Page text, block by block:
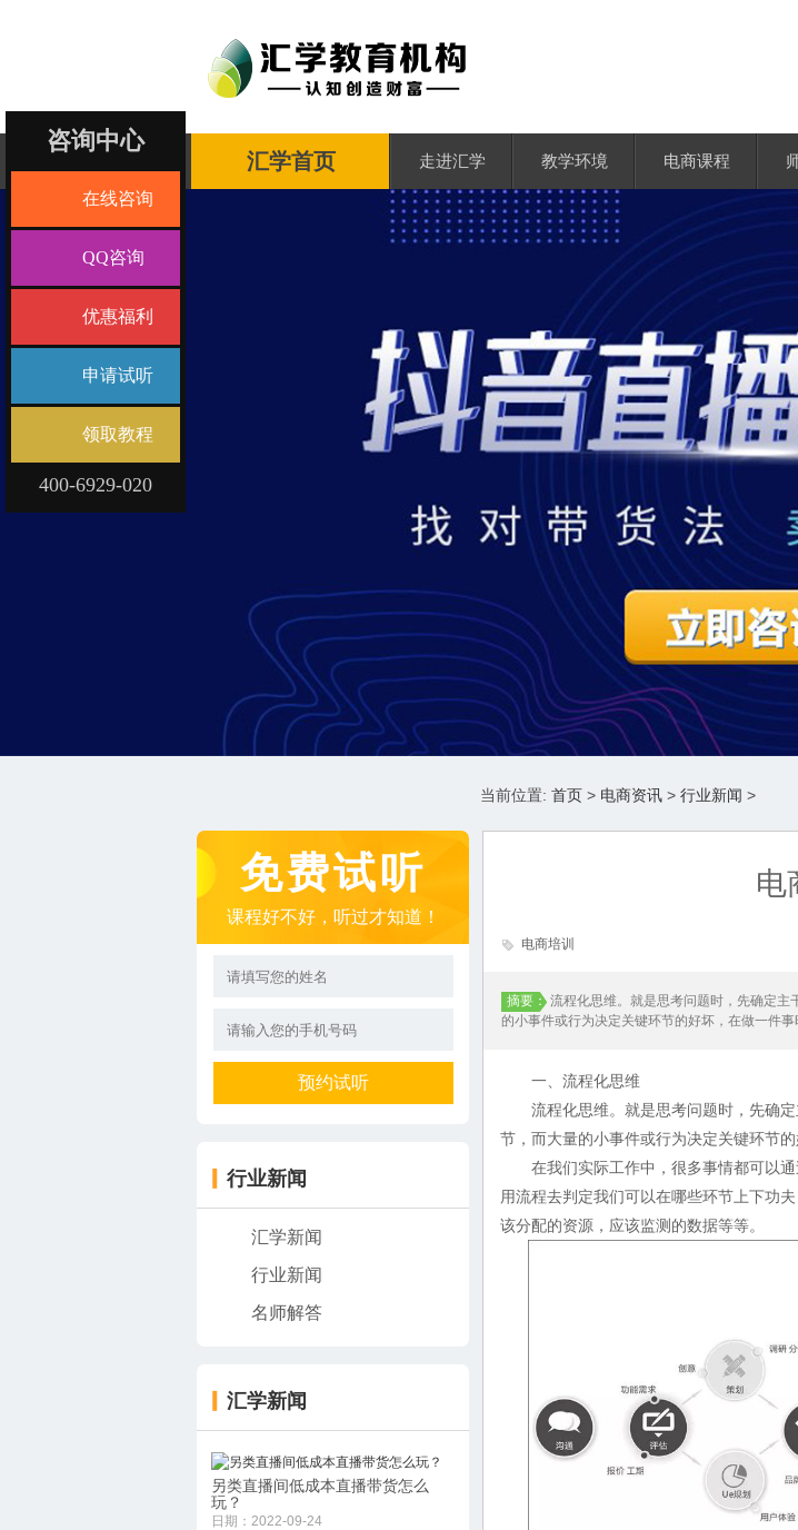
汇学首页 走进汇学 教学环境 电商课程
当前位置: 首页 > 电商资讯 > 行业新闻 >
免费试听
课程好不好，听过才知道！
行业新闻
汇学新闻
行业新闻
名师解答
汇学新闻
另类直播间低成本直播带货怎么
玩？
日期：2022-09-24
电
电商培训
摘要： 流程化思维。就是思考问题时，先确定
的小事件或行为决定关键环节的好坏，在做一件事
一、流程化思维
流程化思维。就是思考问题时，先确定
节，而大量的小事件或行为决定关键环节
在我们实际工作中，很多事情都可以通
用流程去判定我们可以在哪些环节上下功
该分配的资源，应该监测的数据等等。
咨询中心
在线咨询
QQ咨询
优惠福利
申请试听
领取教程
400-6929-020